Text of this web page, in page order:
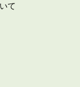
て